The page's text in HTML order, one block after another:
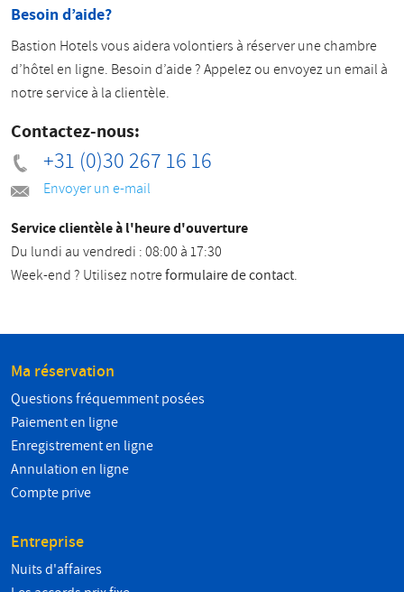
Besoin d’aide?
Bastion Hotels vous aidera volontiers à réserver une chambre
d’hôtel en ligne. Besoin d’aide ? Appelez ou envoyez un email à
notre service à la clientèle.
Contactez-nous:
+31 (0)30 267 16 16
Envoyer un e-mail
Service clientèle à l'heure d'ouverture
Du lundi au vendredi : 08:00 à 17:30
Week-end ? Utilisez notreformulaire de contact.
Ma réservation
Questions fréquemment posées
Paiement en ligne
Enregistrement en ligne
Annulation en ligne
Compte prive
Entreprise
Nuits d'affaires